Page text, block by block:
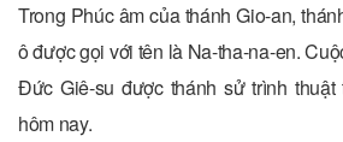
Trong Phúc âm của thánh Gio-an,
ô được gọi với tên là Na-tha-na-en.
Đức Giê-su được thánh sử trình thuật
hôm nay.